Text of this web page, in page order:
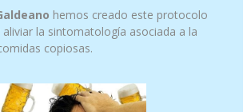
33 20 ML
GENTIAN – FLORES DE BACH 12 20 ML
hemos creado este protocolo
aliviar la sintomatología asociada a la
copiosas.